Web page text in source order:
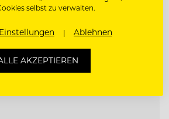
selbst zu verwalten.
Ablehnen
AKZEPTIEREN